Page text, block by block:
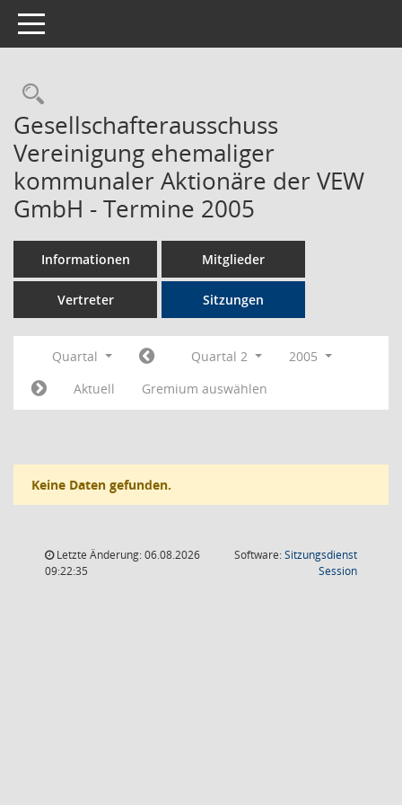
Toggle navigation
Rechercheauswahl
Gesellschafterausschuss
Vereinigung ehemaliger
kommunaler Aktionäre der VEW
GmbH - Termine 2005
Informationen Mitglieder
Vertreter Sitzungen
Quartal Quartal 2
2005
Aktuell
Gremium auswählen
Keine Daten gefunden.
Letzte Änderung: 06.08.2026
09:22:35
Software:Sitzungsdienst
Session(Wird in